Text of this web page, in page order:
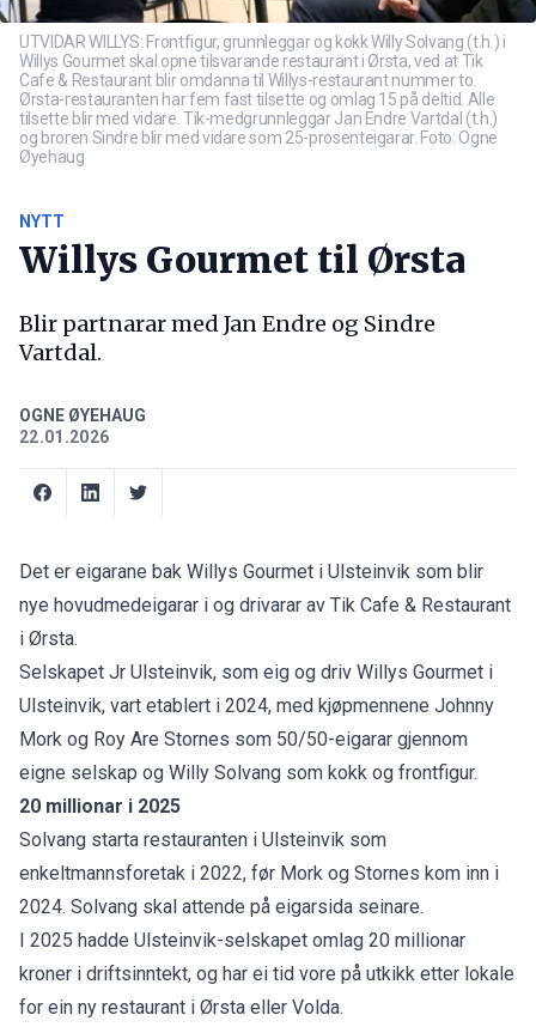
UTVIDAR WILLYS: Frontfigur, grunnleggar og kokk Willy Solvang (t.h.) i
Willys Gourmet skal opne tilsvarande restaurant i Ørsta, ved at Tik
Cafe & Restaurant blir omdanna til Willys-restaurant nummer to.
Ørsta-restauranten har fem fast tilsette og omlag 15 på deltid. Alle
tilsette blir med vidare. Tik-medgrunnleggar Jan Endre Vartdal (t.h.)
og broren Sindre blir med vidare som 25-prosenteigarar. Foto: Ogne
Øyehaug
NYTT
Willys Gourmet til Ørsta
Blir partnarar med Jan Endre og Sindre
Vartdal.
OGNE ØYEHAUG
22.01.2026
Det er eigarane bak Willys Gourmet i Ulsteinvik som blir
nye hovudmedeigarar i og drivarar av Tik Cafe & Restaurant
i Ørsta.
Selskapet Jr Ulsteinvik, som eig og driv Willys Gourmet i
Ulsteinvik, vart etablert i 2024, med kjøpmennene Johnny
Mork og Roy Are Stornes som 50/50-eigarar gjennom
eigne selskap og Willy Solvang som kokk og frontfigur.
20 millionar i 2025
Solvang starta restauranten i Ulsteinvik som
enkeltmannsforetak i 2022, før Mork og Stornes kom inn i
2024. Solvang skal attende på eigarsida seinare.
I 2025 hadde Ulsteinvik-selskapet omlag 20 millionar
kroner i driftsinntekt, og har ei tid vore på utkikk etter lokale
for ein ny restaurant i Ørsta eller Volda.